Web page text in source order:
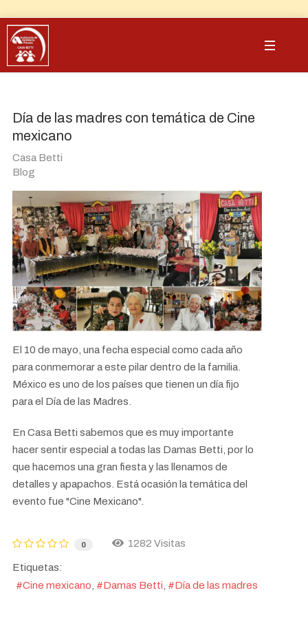
Día de las madres con temática de Cine
mexicano
Casa Betti
Blog
El 10 de mayo, una fecha especial como cada año
para conmemorar a este pilar dentro de la familia.
México es uno de los países que tienen un día fijo
para el Día de las Madres.
En Casa Betti sabemos que es muy importante
hacer sentir especial a todas las Damas Betti, por lo
que hacemos una gran fiesta y las llenamos de
detalles y apapachos. Está ocasión la temática del
evento fue "Cine Mexicano".
0 1282 Visitas
Etiquetas:
Cine mexicano
Damas Betti Día de las madres